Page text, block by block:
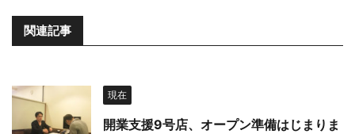
関連記事
現在
開業支援9号店、オープン準備はじまりま